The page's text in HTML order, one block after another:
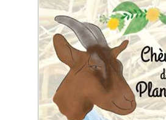
Le sport au foyer rural
Les foulées Fressinoises
Fêtes et manifestations
Le calendrier annuel
Liste et coordonnées des associations